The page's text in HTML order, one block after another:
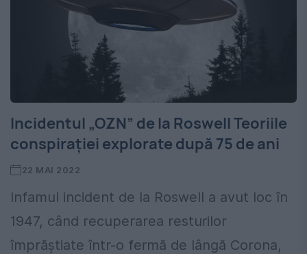
Incidentul „OZN” de la Roswell Teoriile
conspirației explorate după 75 de ani
22 MAI 2022
Infamul incident de la Roswell a avut loc în
1947, când recuperarea resturilor
împrăștiate într-o fermă de lângă Corona,